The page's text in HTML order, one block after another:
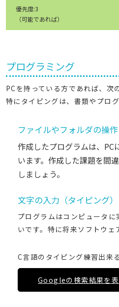
優先度:3
（可能であれば）
プログラミング
PCを持っている方であれば、次
特にタイピングは、書類やプロ
ファイルやフォルダの操作
作成したプログラムは、PC
います。作成した課題を間
しましょう。
文字の入力（タイピング）
プログラムはコンピュータ
いです。特に将来ソフトウ
C言語のタイピング練習出来
Googleの検索結果を